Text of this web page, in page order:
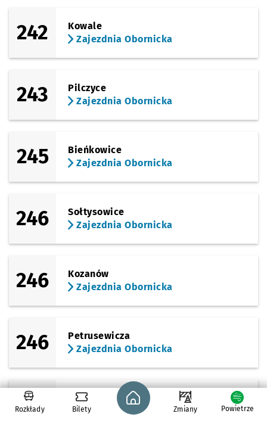
242
Kowale
Zajezdnia Obornicka
243
Pilczyce
Zajezdnia Obornicka
245
Bieńkowice
Zajezdnia Obornicka
246
Sołtysowice
Zajezdnia Obornicka
246
Kozanów
Zajezdnia Obornicka
246
Petrusewicza
Zajezdnia Obornicka
246
Sucha
Zajezdnia Obornicka
Rozkłady Bilety
Strona główna - wroclaw.pl
Zmiany Powietrze